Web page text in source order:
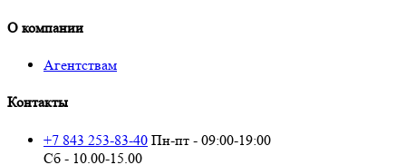
О компании
Агентствам
Контакты
+7 843 253-83-40 Пн-пт - 09:00-19:00
Сб - 10.00-15.00